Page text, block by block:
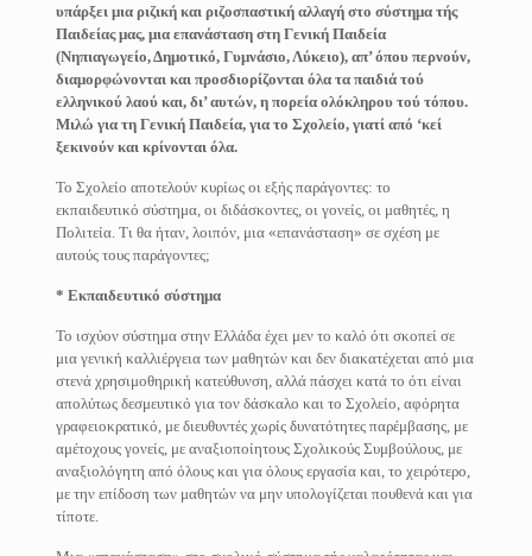
υπάρξει μια ριζική και ριζοσπαστική αλλαγή στο σύστημα τής
Παιδείας μας, μια επανάσταση στη Γενική Παιδεία
(Νηπιαγωγείο, Δημοτικό, Γυμνάσιο, Λύκειο), απ’ όπου περνούν,
διαμορφώνονται και προσδιορίζονται όλα τα παιδιά τού
ελληνικού λαού και, δι’ αυτών, η πορεία ολόκληρου τού τόπου.
Μιλώ για τη Γενική Παιδεία, για το Σχολείο, γιατί από ‘κεί
ξεκινούν και κρίνονται όλα.
Το Σχολείο αποτελούν κυρίως οι εξής παράγοντες: το
εκπαιδευτικό σύστημα, οι διδάσκοντες, οι γονείς, οι μαθητές, η
Πολιτεία. Τι θα ήταν, λοιπόν, μια «επανάσταση» σε σχέση με
αυτούς τους παράγοντες;
* Εκπαιδευτικό σύστημα
Το ισχύον σύστημα στην Ελλάδα έχει μεν το καλό ότι σκοπεί σε
μια γενική καλλιέργεια των μαθητών και δεν διακατέχεται από μια
στενά χρησιμοθηρική κατεύθυνση, αλλά πάσχει κατά το ότι είναι
απολύτως δεσμευτικό για τον δάσκαλο και το Σχολείο, αφόρητα
γραφειοκρατικό, με διευθυντές χωρίς δυνατότητες παρέμβασης, με
αμέτοχους γονείς, με αναξιοποίητους Σχολικούς Συμβούλους, με
αναξιολόγητη από όλους και για όλους εργασία και, το χειρότερο,
με την επίδοση των μαθητών να μην υπολογίζεται πουθενά και για
τίποτε.